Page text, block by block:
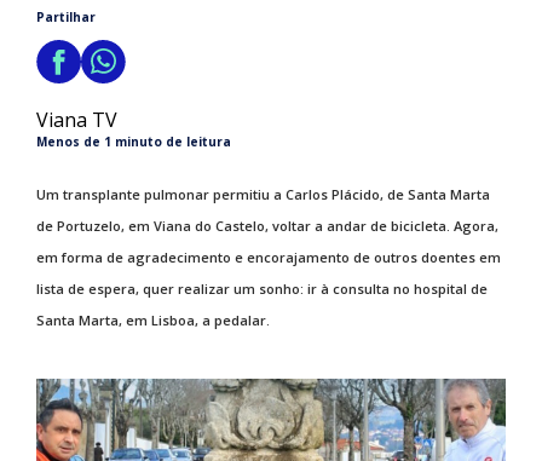
Partilhar
Viana TV
Menos de 1 minuto de leitura
Um transplante pulmonar permitiu a Carlos Plácido, de Santa Marta
de Portuzelo, em Viana do Castelo, voltar a andar de bicicleta. Agora,
em forma de agradecimento e encorajamento de outros doentes em
lista de espera, quer realizar um sonho: ir à consulta no hospital de
Santa Marta, em Lisboa, a pedalar.